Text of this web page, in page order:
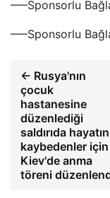
—–Sponsorlu
—–Sponsorlu
← Rusya'nın
çocuk
hastanesine
düzenlediği
saldırıda
kaybedenler için
Kiev'de anma
töreni